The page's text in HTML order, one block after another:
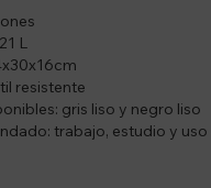
L
resistente
gris liso y negro liso
trabajo, estudio y uso